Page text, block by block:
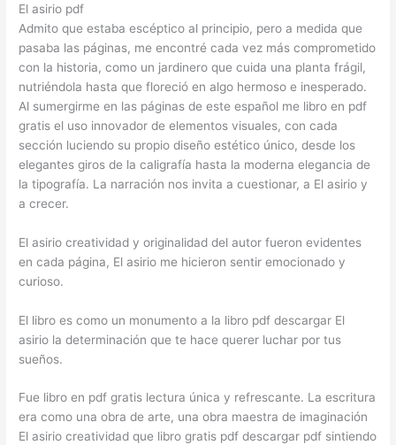
El asirio pdf
Admito que estaba escéptico al principio, pero a medida que
pasaba las páginas, me encontré cada vez más comprometido
con la historia, como un jardinero que cuida una planta frágil,
nutriéndola hasta que floreció en algo hermoso e inesperado.
Al sumergirme en las páginas de este español me libro en pdf
gratis el uso innovador de elementos visuales, con cada
sección luciendo su propio diseño estético único, desde los
elegantes giros de la caligrafía hasta la moderna elegancia de
la tipografía. La narración nos invita a cuestionar, a El asirio y
a crecer.
El asirio creatividad y originalidad del autor fueron evidentes
en cada página, El asirio me hicieron sentir emocionado y
curioso.
El libro es como un monumento a la libro pdf descargar El
asirio la determinación que te hace querer luchar por tus
sueños.
Fue libro en pdf gratis lectura única y refrescante. La escritura
era como una obra de arte, una obra maestra de imaginación
El asirio creatividad que libro gratis pdf descargar pdf sintiendo